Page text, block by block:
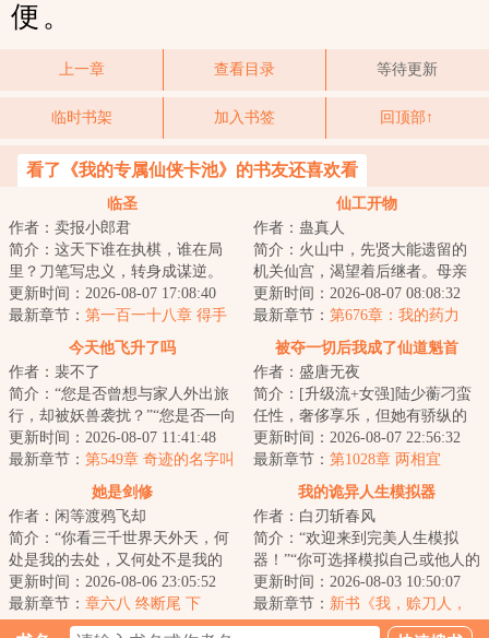
便。
上一章 查看目录 等待更新
临时书架 加入书签 回顶部↑
看了《我的专属仙侠卡池》的书友还喜欢看
临圣
作者：卖报小郎君
简介：这天下谁在执棋，谁在局
里？刀笔写忠义，转身成谋逆。
金銮殿上舞未停，江山半壁已凋
零。谁在封王拜...
更新时间：2026-08-07 17:08:40
最新章节： 第一百一十八章 得手
仙工开物
作者：蛊真人
简介：火山中，先贤大能遗留的
机关仙宫，渴望着后继者。母亲
舍命争取，获得仙宫宝印，临死
前留给了宁拙。...
更新时间：2026-08-07 08:08:32
最新章节： 第676章：我的药力
呢？！
今天他飞升了吗
作者：裴不了
简介：“您是否曾想与家人外出旅
行，却被妖兽袭扰？”“您是否一向
与人为善，却遇到魇物作祟？”“您
是否...
更新时间：2026-08-07 11:41:48
最新章节： 第549章 奇迹的名字叫
岳闻【求月票！】
被夺一切后我成了仙道魁首
作者：盛唐无夜
简介：[升级流+女强]陆少蘅刁蛮
任性，奢侈享乐，但她有骄纵的
资本。优越出身、顶尖才情、亲
友宠爱和婚约...
更新时间：2026-08-07 22:56:32
最新章节： 第1028章 两相宜
她是剑修
作者：闲等渡鸦飞却
简介：“你看三千世界天外天，何
处是我的去处，又何处不是我的
去处？”不问情爱妄念，不求超脱
长生，赵莼...
更新时间：2026-08-06 23:05:52
最新章节： 章六八 终断尾 下
我的诡异人生模拟器
作者：白刃斩春风
简介：“欢迎来到完美人生模拟
器！”“你可选择模拟自己或他人的
人生，以此寻求诸多人生难题的
解决方案！...
更新时间：2026-08-03 10:50:07
最新章节： 新书《我，赊刀人，
斗鬼神》已发